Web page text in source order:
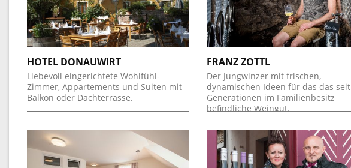
HOTEL DONAUWIRT
Liebevoll eingerichtete Wohlfühl-
Zimmer, Appartements und Suiten mit
Balkon oder Dachterrasse.
FRANZ ZOTTL
Der Jungwinzer mit frischen,
dynamischen Ideen für das das seit
Generationen im Familienbesitz
befindliche Weingut.